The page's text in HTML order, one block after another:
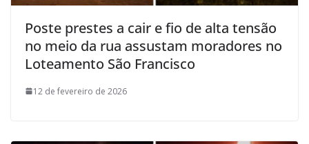
Poste prestes a cair e fio de alta tensão
no meio da rua assustam moradores no
Loteamento São Francisco
12 de fevereiro de 2026